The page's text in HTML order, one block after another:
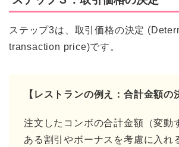
ステップ3は、取引価格の決定
transaction price)です。
【レストランの例え：合計金額の
注文したコンボの合計金額（変動
ある割引やボーナスを考慮に入れ